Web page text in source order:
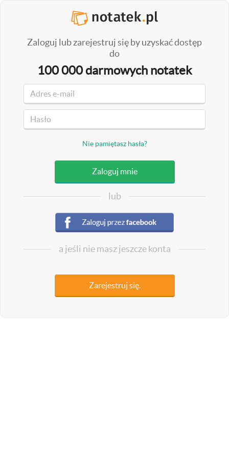
Zaloguj lub zarejestruj się by uzyskać dostęp
do
100 000 darmowych notatek
Nie pamiętasz hasła?
lub
a jeśli nie masz jeszcze konta
Zarejestruj się.